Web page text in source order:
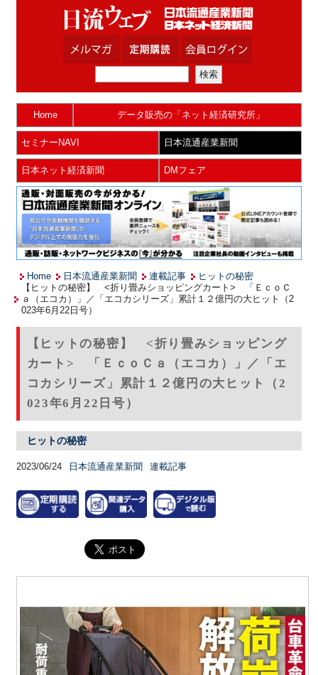
Home データ販売の「ネット経済研究所」
セミナーNAVI 日本流通産業新聞
日本ネット経済新聞 DMフェア
Home 日本流通産業新聞 連載記事
ヒットの秘密
【ヒットの秘密】 <折り畳みショッピングカート> 「ＥｃｏＣ
ａ（エコカ）」／「エコカシリーズ」累計１２億円の大ヒット（2
023年6月22日号）
【ヒットの秘密】 <折り畳みショッピング
カート> 「ＥｃｏＣａ（エコカ）」／「エ
コカシリーズ」累計１２億円の大ヒット（2
023年6月22日号）
ヒットの秘密
2023/06/24 日本流通産業新聞 連載記事